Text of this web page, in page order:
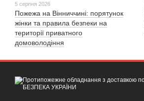
5 серпня 2026
Пожежа на Вінниччині: порятунок
жінки та правила безпеки на
території приватного
домоволодіння